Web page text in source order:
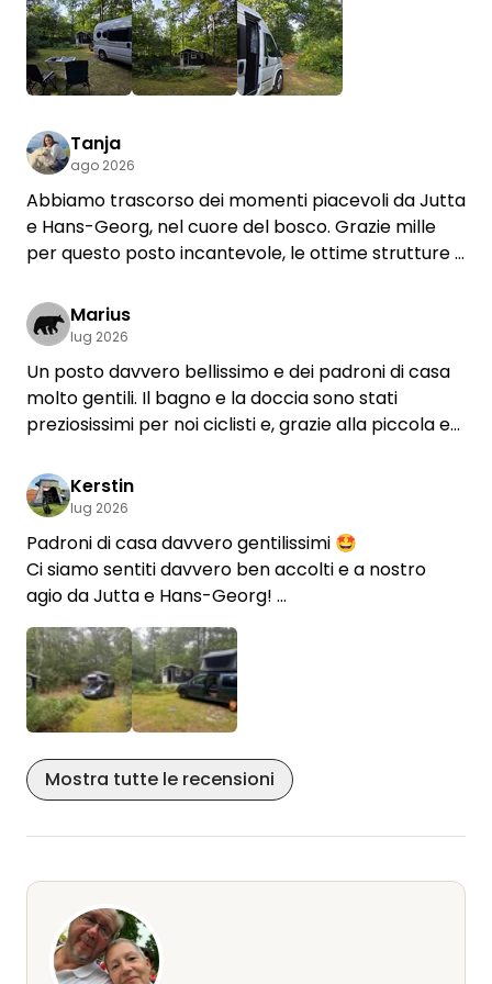
riservati esclusivamente agli ospiti.
L’unica piccola critica che possiamo muovere è
che l’area di sosta si trova proprio lungo una
sentiva abbastanza bene il rumore del traffico. Per
il resto non c’è davvero nulla da ridire.
Torneremo sicuramente in questo posto speciale.
Per noi è un piccolo paradiso terrestre. Grazie
mille, Jutta e Hans-Georg, per il meraviglioso
soggiorno!
Tanja
ago 2026
Abbiamo trascorso dei momenti piacevoli da Jutta
e Hans-Georg, nel cuore del bosco. Grazie mille
per questo posto incantevole, le ottime strutture e
Marius
lug 2026
Un posto davvero bellissimo e dei padroni di casa
molto gentili. Il bagno e la doccia sono stati
preziosissimi per noi ciclisti e, grazie alla piccola e
bene il temporale. Lo consiglio vivamente.
Kerstin
lug 2026
Padroni di casa davvero gentilissimi 🤩
Ci siamo sentiti davvero ben accolti e a nostro
agio da Jutta e Hans-Georg!
Un posto davvero incantevole nel bosco, non
lontano dalla casa principale.
Avevamo un bagno privato in cantina con WC,
doccia e sauna, che abbiamo potuto utilizzare due
volte durante i nostri due giorni di soggiorno🥳
Grazie di cuore 🙏🏻, perché grazie a voi abbiamo
deciso di costruire la nostra sauna in cantina 😉👏🏻
È fantastico che abbiate creato un posto così
bello per rilassarsi! 🫶🏻
Mostra tutte le recensioni